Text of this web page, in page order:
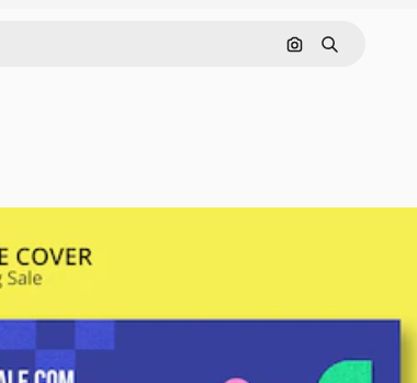
Nach Bild suchen
Suchen